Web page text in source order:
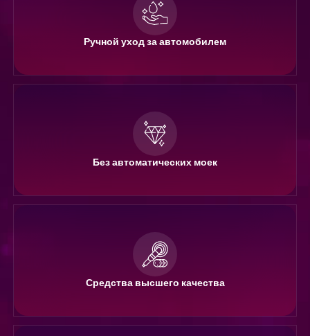
Ручной уход за автомобилем
Без автоматических моек
Средства высшего качества